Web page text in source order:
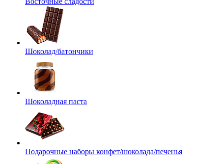
Шоколад/батончики
Шоколадная паста
Подарочные наборы конфет/шоколада/печенья